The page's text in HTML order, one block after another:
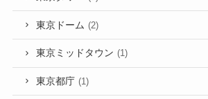
東京ドーム (2)
東京ミッドタウン (1)
東京都庁 (1)